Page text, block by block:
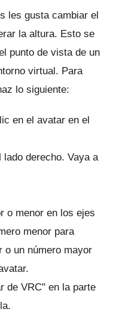
les gusta cambiar el
la altura. Esto se
punto de vista de un
virtual. Para
lo siguiente:
en el avatar en el
lado derecho. Vaya a
o menor en los ejes
menor para
o un número mayor
de VRC" en la parte